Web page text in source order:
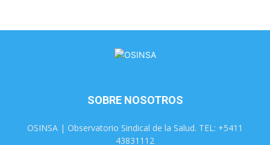
SOBRE NOSOTROS
OSINSA | Observatorio Sindical de la Salud. TEL: +5411
43831112